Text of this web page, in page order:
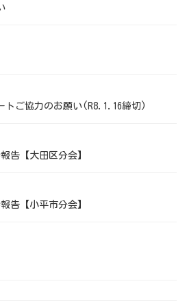
トご協力のお願い(R8.1.16締切)
告【大田区分会】
告【小平市分会】